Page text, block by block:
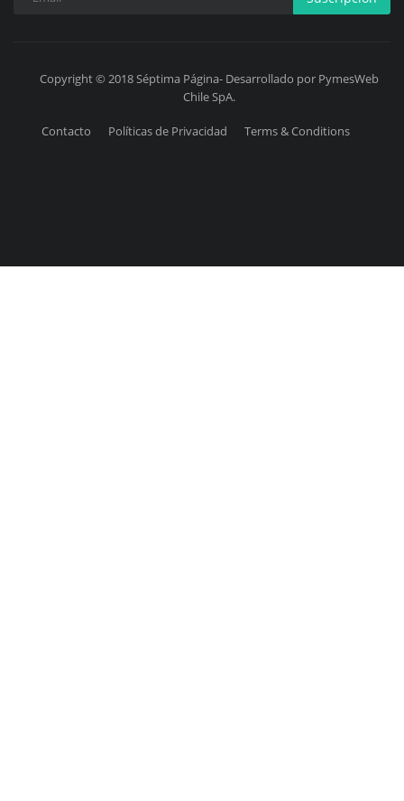
Copyright © 2018 Séptima Página- Desarrollado por PymesWeb
Chile SpA.
Contacto Políticas de Privacidad Terms & Conditions